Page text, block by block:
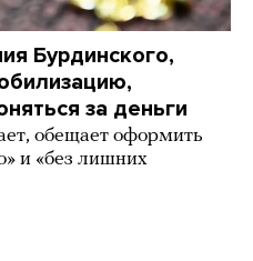
Бурдинского,
за деньги
обещает оформить
и «без лишних